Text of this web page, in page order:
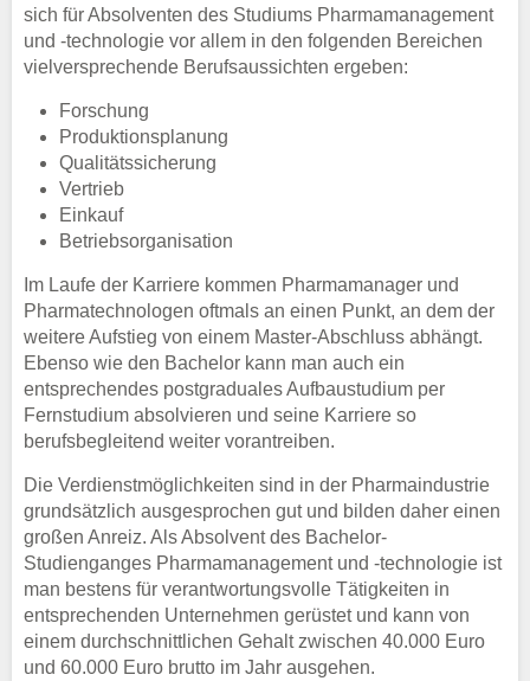
sich für Absolventen des Studiums Pharmamanagement
und -technologie vor allem in den folgenden Bereichen
vielversprechende Berufsaussichten ergeben:
Forschung
Produktionsplanung
Qualitätssicherung
Vertrieb
Einkauf
Betriebsorganisation
Im Laufe der Karriere kommen Pharmamanager und
Pharmatechnologen oftmals an einen Punkt, an dem der
weitere Aufstieg von einem Master-Abschluss abhängt.
Ebenso wie den Bachelor kann man auch ein
entsprechendes postgraduales Aufbaustudium per
Fernstudium absolvieren und seine Karriere so
berufsbegleitend weiter vorantreiben.
Die Verdienstmöglichkeiten sind in der Pharmaindustrie
grundsätzlich ausgesprochen gut und bilden daher einen
großen Anreiz. Als Absolvent des Bachelor-
Studienganges Pharmamanagement und -technologie ist
man bestens für verantwortungsvolle Tätigkeiten in
entsprechenden Unternehmen gerüstet und kann von
einem durchschnittlichen Gehalt zwischen 40.000 Euro
und 60.000 Euro brutto im Jahr ausgehen.